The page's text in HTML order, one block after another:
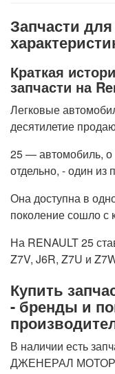
Запчасти
Краткая
запчасти на
Легковые
десятилетие
25 — автомобиль, о
отдельно, - один
Она доступна в
поколение сошло с
На RENAULT 25
Z7V, J6R, Z7U и
Купить
- бренды и
В наличии есть
ДЖЕНЕРАЛ МОТОРС